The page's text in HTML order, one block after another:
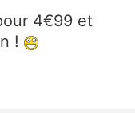
4€99 et
!